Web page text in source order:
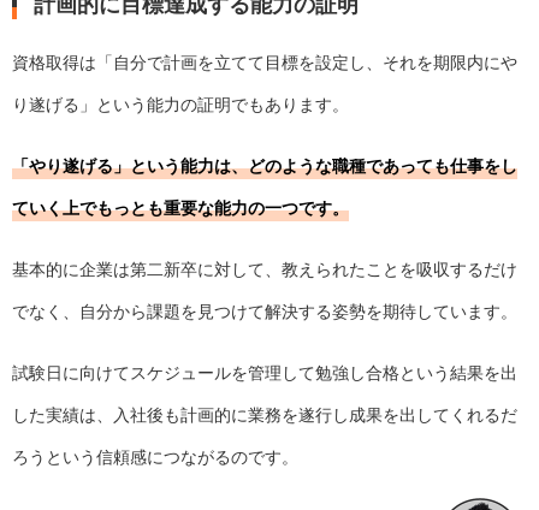
資格取得は「自分で計画を立てて目標を設定し、それを期限内にや
り遂げる」という能力の証明でもあります。
「やり遂げる」という能力は、どのような職種であっても仕事をし
ていく上でもっとも重要な能力の一つです。
基本的に企業は第二新卒に対して、教えられたことを吸収するだけ
でなく、自分から課題を見つけて解決する姿勢を期待しています。
試験日に向けてスケジュールを管理して勉強し合格という結果を出
した実績は、入社後も計画的に業務を遂行し成果を出してくれるだ
ろうという信頼感につながるのです。